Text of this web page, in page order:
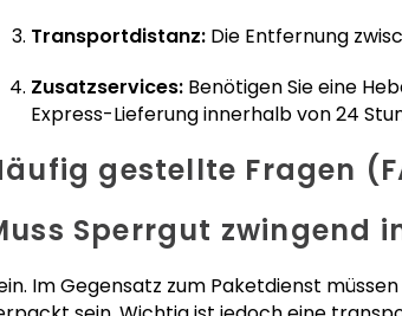
Transportdistanz: Die Entfernung
Zusatzservices: Benötigen Sie eine
Express-Lieferung innerhalb von 24
gestellte Fragen
Sperrgut zwingend
Im Gegensatz zum Paketdienst